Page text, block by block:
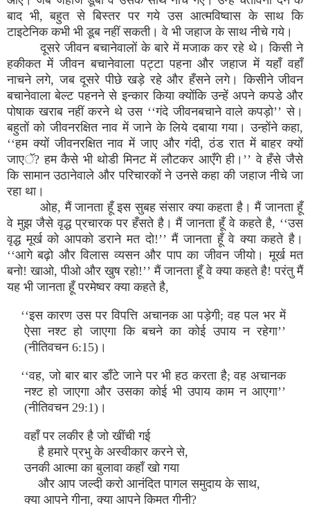
बाद भी, बहुत से बिस्तर पर गये उस आत्मविष्वास के साथ कि
टाइटेनिक कभी भी डूब नहीं सकती। वे भी जहाज के साथ नीचे गये।
दूसरे जीवन बचानेवालों के बारे में मजाक कर रहे थे। किसी ने
हकीकत में जीवन बचानेवाला पट्टा पहना और जहाज में यहाँ वहाँ
नाचने लगे, जब दूसरे पीछे खड़े रहे और हँसने लगे। किसीने जीवन
बचानेवाला बेल्ट पहनने से इन्कार किया क्योंकि उन्हें अपने कपडे और
पोषाक खराब नहीं करने थे उस ‘‘गंदे जीवनबचाने वाले कपड़ो’’ से।
बहुतों को जीवनरक्षित नाव में जाने के लिये दबाया गया। उन्होंने कहा,
‘‘हम क्यों जीवनरक्षित नाव में जाए और गंदी, ठंड रात में बाहर क्यों
जाएॅ? हम कैसे भी थोडी मिनट में लौटकर आएँगे ही।’’ वे हँसे जैसे
कि सामान उठानेवाले और परिचारकों ने उनसे कहा की जहाज नीचे जा
रहा था।
ओह, मैं जानता हूँ इस सुबह संसार क्या कहता है। मैं जानता हूँ
वे मुझ जैसे वृद्ध प्रचारक पर हँसते है। मैं जानता हूँ वे कहते है, ‘‘उस
वृद्ध मूर्ख को आपको डराने मत दो!’’ मैं जानता हूँ वे क्या कहते है।
‘‘आगे बढ़ो और विलास व्यसन और पाप का जीवन जीयो। मूर्ख मत
बनो! खाओ, पीओ और खुष रहो!’’ मैं जानता हूँ वे क्या कहते है! परंतु मैं
यह भी जानता हूँ परमेष्वर क्या कहते है,
‘‘इस कारण उस पर विपत्ति अचानक आ पड़ेगी; वह पल भर में
ऐसा नश्ट हो जाएगा कि बचने का कोई उपाय न रहेगा’’
(नीतिवचन 6:15)।
‘‘वह, जो बार बार डाँटे जाने पर भी हठ करता है; वह अचानक
नश्ट हो जाएगा और उसका कोई भी उपाय काम न आएगा’’
(नीतिवचन 29:1)।
वहाँ पर लकीर है जो खींची गई
है हमारे प्रभु के अस्वीकार करने से,
उनकी आत्मा का बुलावा कहाँ खो गया
और आप जल्दी करो आनंदित पागल समुदाय के साथ,
क्या आपने गीना, क्या आपने किमत गीनी?